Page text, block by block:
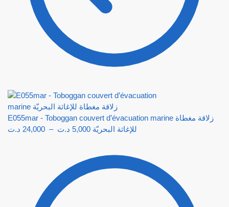
E055mar - Toboggan couvert d’évacuation marine زلاقة مغطاة
للإغاثة البحريّة 5,000 د.ت –
24,000 د.ت